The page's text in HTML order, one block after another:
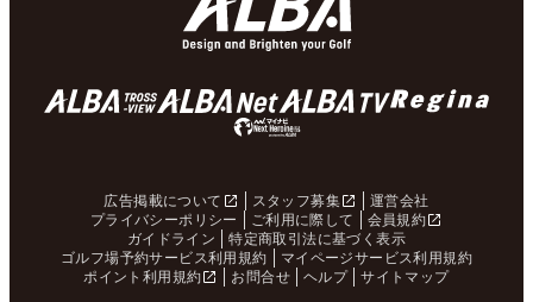
広告掲載について スタッフ募集
運営会社
プライバシーポリシー
ご利用に際して
会員規約
ガイドライン
特定商取引法に基づく表示
ゴルフ場予約サービス利用規約
マイページサービス利用規約
ポイント利用規約
お問合せ ヘルプ サイトマップ